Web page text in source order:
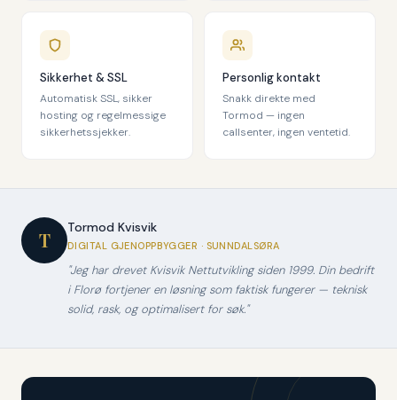
Sikkerhet & SSL
Automatisk SSL, sikker
hosting og regelmessige
sikkerhetssjekker.
Personlig kontakt
Snakk direkte med
Tormod — ingen
callsenter, ingen ventetid.
T
Tormod Kvisvik
DIGITAL GJENOPPBYGGER · SUNNDALSØRA
"Jeg har drevet Kvisvik Nettutvikling siden 1999. Din bedrift
i Florø fortjener en løsning som faktisk fungerer — teknisk
solid, rask, og optimalisert for søk."